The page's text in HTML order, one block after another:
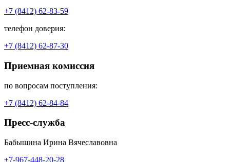
+7 (8412) 62-83-59
телефон доверия:
+7 (8412) 62-87-30
Приемная комиссия
по вопросам поступления:
+7 (8412) 62-84-84
Пресс-служба
Бабышина Ирина Вячеславовна
+7-967-448-20-28